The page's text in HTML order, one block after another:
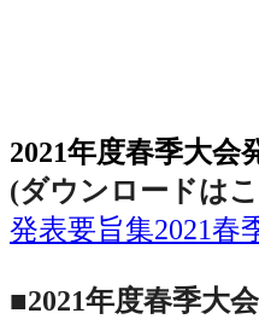
2021年度春季大会
(ダウンロードは
発表要旨集2021春
■2021年度春季大